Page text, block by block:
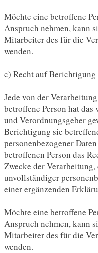
Möchte eine betroffene
Anspruch nehmen, kann
Mitarbeiter des für die
wenden.
c) Recht auf Berichtigung
Jede von der
betroffene Person hat
und Verordnungsgeber
Berichtigung sie
personenbezogener
betroffenen Person das
Zwecke der
unvollständiger
einer ergänzenden
Möchte eine betroffene
Anspruch nehmen, kann
Mitarbeiter des für die
wenden.